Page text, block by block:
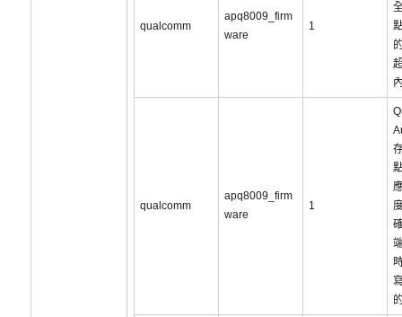
qualcomm
apq8009_firm
ware
1
qualcomm
apq8009_firm
ware
1